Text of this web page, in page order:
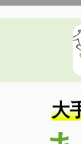
大